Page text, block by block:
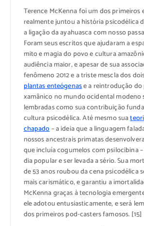
Terence McKenna foi um dos primeiros
realmente juntou a história psicodélica
a ligação da ayahuasca com nosso
Foram seus escritos que ajudaram a
mito e magia do povo e cultura
audiência maior, e apesar de sua
fenômeno 2012 e a triste mescla dos
plantas enteógenase a reintrodução do
xamânico no mundo ocidental modeno
lembradas como sua contribuição
cultura psicodélica. Até mesmo sua
chapado– a ideia que a linguagem
nossos ancestrais primatas
que incluía cogumelos com psilocibina
dia popular e ser levada a sério. Sua
de 53 anos roubou da cena psicodélica
mais carismático, e garantiu a
McKenna graças à tecnologia
ele adotou entusiasticamente, e será
dos primeiros pod-casters famosos. [15]